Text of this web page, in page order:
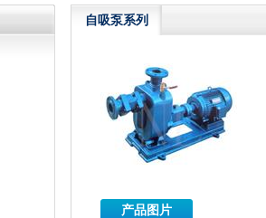
自吸泵系列
产品图片